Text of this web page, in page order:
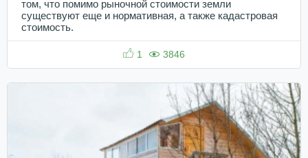
том, что помимо рыночной стоимости земли
существуют еще и нормативная, а также кадастровая
стоимость.
1 3846